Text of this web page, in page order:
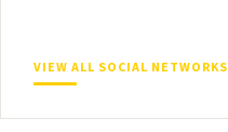
VIEW ALL SOCIAL NETWORKS